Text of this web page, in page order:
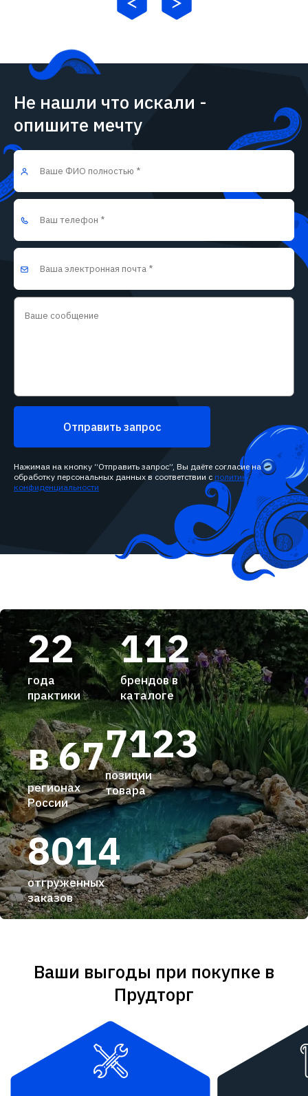
Не нашли что искали -
опишите мечту
Отправить запрос
Нажимая на кнопку “Отправить запрос”, Вы даёте согласие на
обработку персональных данных в соответствии с политикой
конфиденциальности
22
года
практики
112
брендов в
каталоге
7123
позиции
товара
8014
отгруженных
заказов
в 67
регионах
России
Ваши выгоды при покупке в
Прудторг